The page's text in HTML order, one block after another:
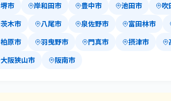
堺市 岸和田市 豊中市 池田市 吹
茨木市 八尾市 泉佐野市 富田林市
柏原市 羽曳野市 門真市 摂津市
大阪狭山市 阪南市